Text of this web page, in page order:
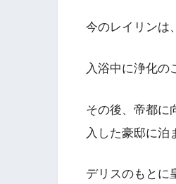
今のレイリンは
入浴中に浄化の
その後、帝都に
入した豪邸に泊
デリスのもとに